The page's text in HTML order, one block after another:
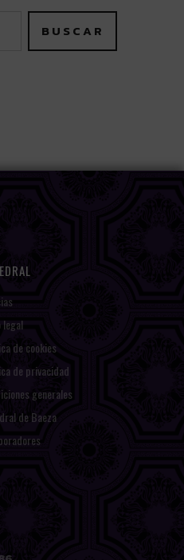
legal
de cookies
de privacidad
generales
de Baeza